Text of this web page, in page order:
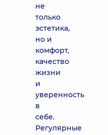
не
только
эстетика,
но и
комфорт,
качество
жизни
и
уверенность
в
себе.
Регулярные